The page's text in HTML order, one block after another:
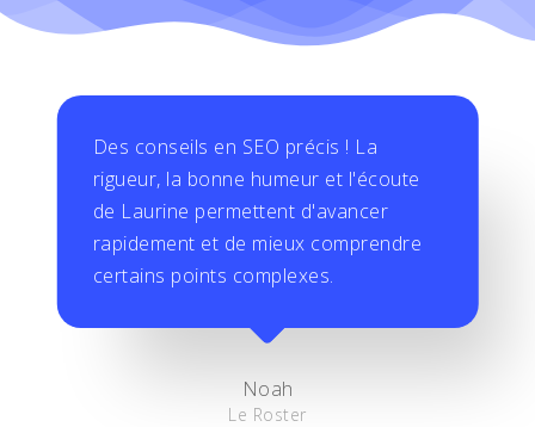
Des conseils en SEO précis ! La
rigueur, la bonne humeur et l'écoute
de Laurine permettent d'avancer
rapidement et de mieux comprendre
certains points complexes.
Noah
Le Roster